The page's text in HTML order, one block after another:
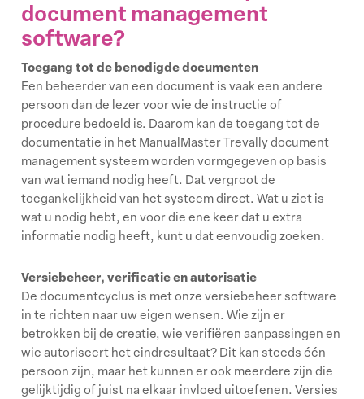
document management
software?
Toegang tot de benodigde documenten
Een beheerder van een document is vaak een andere
persoon dan de lezer voor wie de instructie of
procedure bedoeld is. Daarom kan de toegang tot de
documentatie in het ManualMaster Trevally document
management systeem worden vormgegeven op basis
van wat iemand nodig heeft. Dat vergroot de
toegankelijkheid van het systeem direct. Wat u ziet is
wat u nodig hebt, en voor die ene keer dat u extra
informatie nodig heeft, kunt u dat eenvoudig zoeken.
Versiebeheer, verificatie en autorisatie
De documentcyclus is met onze versiebeheer software
in te richten naar uw eigen wensen. Wie zijn er
betrokken bij de creatie, wie verifiëren aanpassingen en
wie autoriseert het eindresultaat? Dit kan steeds één
persoon zijn, maar het kunnen er ook meerdere zijn die
gelijktijdig of juist na elkaar invloed uitoefenen. Versies